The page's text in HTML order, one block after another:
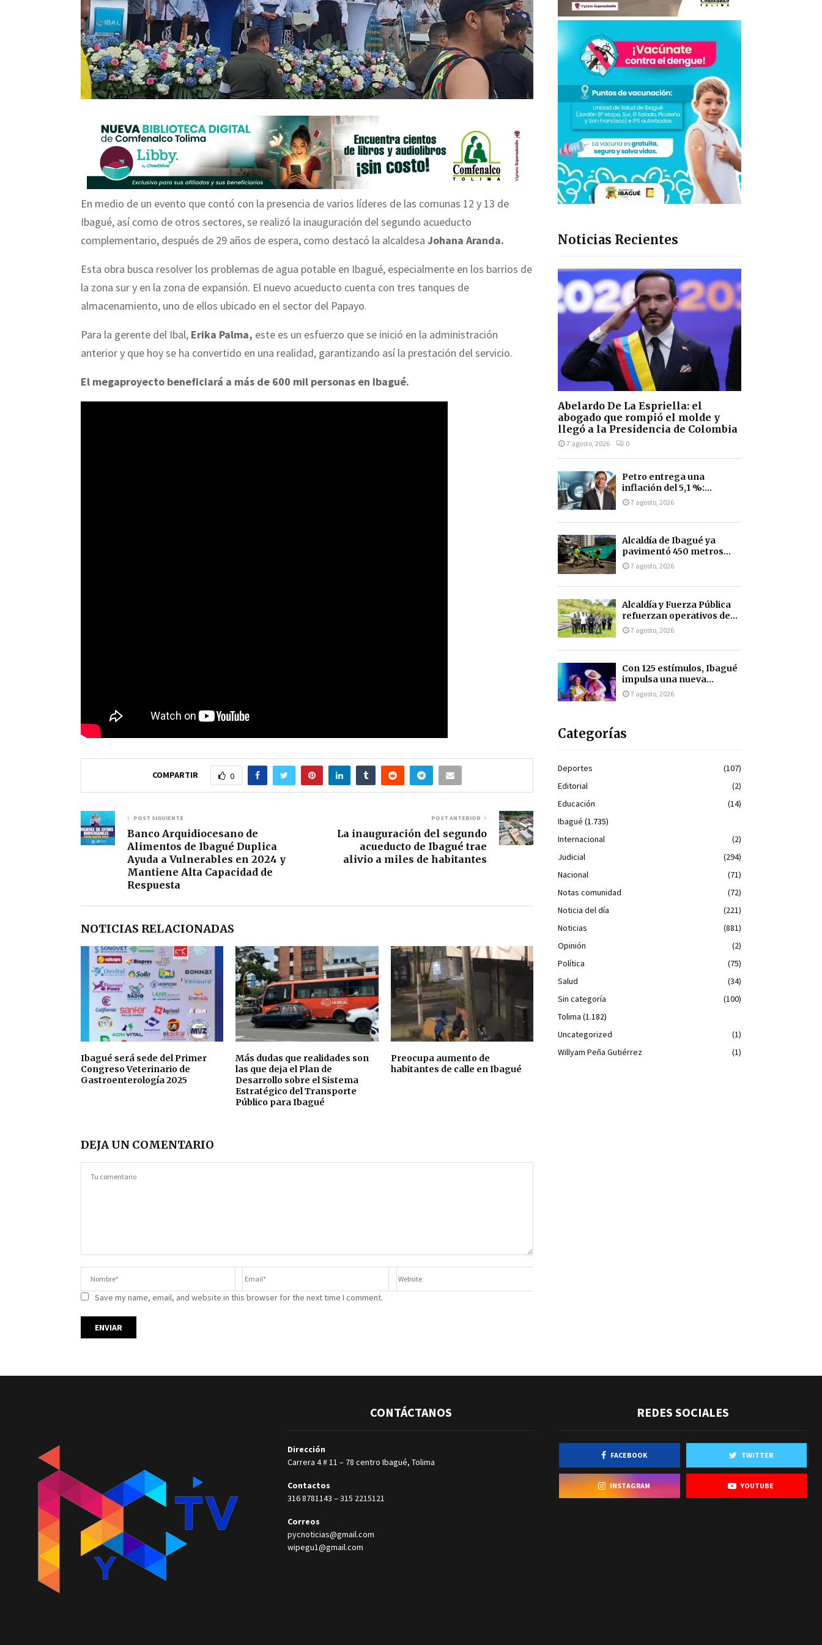
En medio de un evento que contó con la presencia de varios líderes de las comunas 12 y 13 de
Ibagué, así como de otros sectores, se realizó la inauguración del segundo acueducto
complementario, después de 29 años de espera, como destacó la alcaldesa Johana Aranda.
Esta obra busca resolver los problemas de agua potable en Ibagué, especialmente en los barrios de
la zona sur y en la zona de expansión. El nuevo acueducto cuenta con tres tanques de
almacenamiento, uno de ellos ubicado en el sector del Papayo.
Para la gerente del Ibal, Erika Palma, este es un esfuerzo que se inició en la administración
anterior y que hoy se ha convertido en una realidad, garantizando así la prestación del servicio.
El megaproyecto beneficiará a más de 600 mil personas en Ibagué.
COMPARTIR 0
POST SIGUIENTE
Banco Arquidiocesano de
Alimentos de Ibagué Duplica
Ayuda a Vulnerables en 2024 y
Mantiene Alta Capacidad de
Respuesta
POST ANTERIOR
La inauguración del segundo
acueducto de Ibagué trae
alivio a miles de habitantes
NOTICIAS RELACIONADAS
Ibagué será sede del Primer
Congreso Veterinario de
Gastroenterología 2025
Más dudas que realidades son
las que deja el Plan de
Desarrollo sobre el Sistema
Estratégico del Transporte
Público para Ibagué
Preocupa aumento de
habitantes de calle en Ibagué
DEJA UN COMENTARIO
Save my name, email, and website in this browser for the next time I comment.
Noticias Recientes
Abelardo De La Espriella: el
abogado que rompió el molde y
llegó a la Presidencia de Colombia
7 agosto, 2026 0
Petro entrega una
inflación del 5,1 %:...
7 agosto, 2026
Alcaldía de Ibagué ya
pavimentó 450 metros...
7 agosto, 2026
Alcaldía y Fuerza Pública
refuerzan operativos de...
7 agosto, 2026
Con 125 estímulos, Ibagué
impulsa una nueva...
7 agosto, 2026
Categorías
Deportes
(107)
Editorial
(2)
Educación
(14)
Ibagué (1.735)
Internacional
(2)
Judicial
(294)
Nacional
(71)
Notas comunidad
(72)
Noticia del día
(221)
Noticias
(881)
Opinión
(2)
Política
(75)
Salud
(34)
Sin categoría
(100)
Tolima (1.182)
Uncategorized
(1)
Willyam Peña Gutiérrez
(1)
CONTÁCTANOS
Dirección
Carrera 4 # 11 – 78 centro Ibagué, Tolima
Contactos
316 8781143 –315 2215121
Correos
pycnoticias@gmail.com
wipegu1@gmail.com
REDES SOCIALES
FACEBOOK TWITTER
INSTAGRAM YOUTUBE